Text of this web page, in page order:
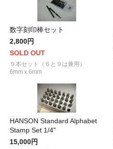
数字刻印棒セット
2,800円
SOLD OUT
９本セット（６と９は兼用）
6mm x 6mm
HANSON Standard Alphabet
Stamp Set 1/4"
15,000円